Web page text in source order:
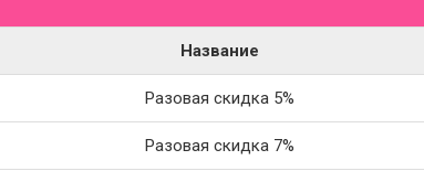
Название
Разовая скидка 5%
Разовая скидка 7%